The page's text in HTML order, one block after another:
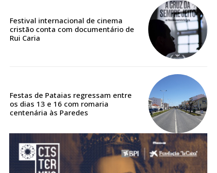
Escolha o plano
DIGITAL ANUAL
16
12 meses
Festival internacional de cinema
cristão conta com documentário de
Rui Caria
Festas de Pataias regressam entre
os dias 13 e 16 com romaria
centenária às Paredes